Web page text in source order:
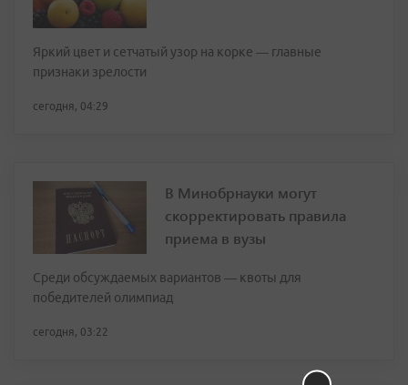
Яркий цвет и сетчатый узор на корке — главные
признаки зрелости
сегодня, 04:29
В Минобрнауки могут
скорректировать правила
приема в вузы
Среди обсуждаемых вариантов — квоты для
победителей олимпиад
сегодня, 03:22